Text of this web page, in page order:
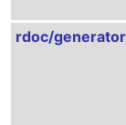
rdoc/